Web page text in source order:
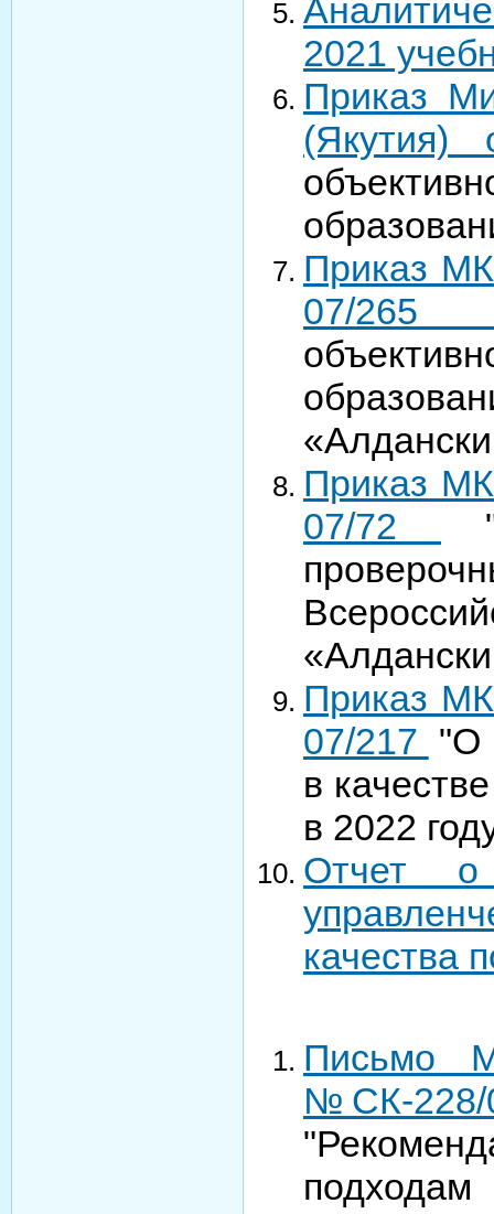
2021
Приказ
Приказ
07/
Приказ
07/72
Приказ
07/217 "О
в
в 2022
Отчет о
качества
Письмо
№СК-228/